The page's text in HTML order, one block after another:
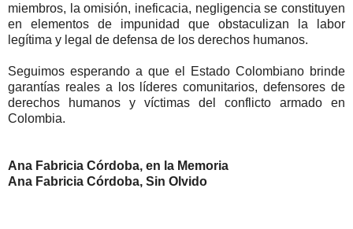
miembros, la omisión, ineficacia, negligencia se constituyen
en elementos de impunidad que obstaculizan la labor
legítima y legal de defensa de los derechos humanos.
Seguimos esperando a que el Estado Colombiano brinde
garantías reales a los líderes comunitarios, defensores de
derechos humanos y víctimas del conflicto armado en
Colombia.
Ana Fabricia Córdoba, en la Memoria
Ana Fabricia Córdoba, Sin Olvido